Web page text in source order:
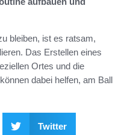
bleiben, ist es ratsam,
Das Erstellen eines
Ortes und die
dabei helfen, am Ball
Twitter